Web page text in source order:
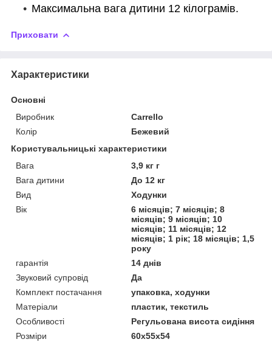
Максимальна вага дитини 12 кілограмів.
Приховати
Характеристики
Основні
Виробник
Carrello
Колір
Бежевий
Користувальницькі характеристики
Вага
3,9 кг г
Вага дитини
До 12 кг
Вид
Ходунки
Вік
6 місяців; 7 місяців; 8
місяців; 9 місяців; 10
місяців; 11 місяців; 12
місяців; 1 рік; 18 місяців; 1,5
року
гарантія
14 днів
Звуковий супровід
Да
Комплект постачання
упаковка, ходунки
Матеріали
пластик, текстиль
Особливості
Регульована висота сидіння
Розміри
60х55х54